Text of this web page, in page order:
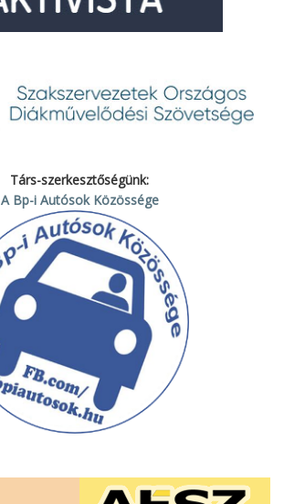
Társ-szerkesztőségünk:
A Bp-i Autósok Közössége